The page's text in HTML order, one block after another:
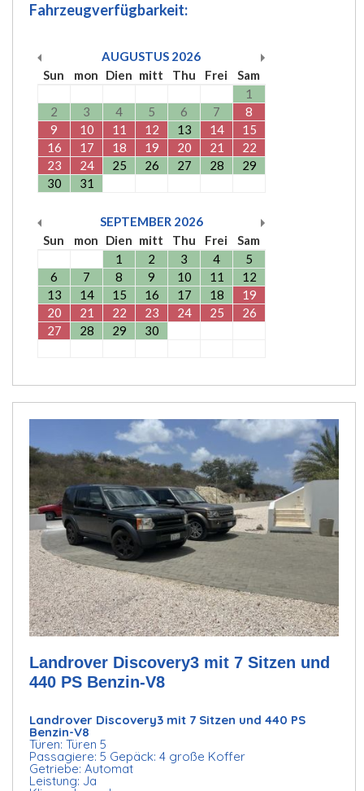
Fahrzeugverfügbarkeit:
AUGUSTUS 2026
Sun
mon Dien mitt Thu Frei
Sam
1
2
3 4 5 6 7
8
9
10 11 12 13 14
15
16
17 18 19 20 21
22
23
24 25 26 27 28
29
30
31
SEPTEMBER 2026
Sun
mon Dien mitt Thu Frei
Sam
1
2 3 4
5
6
7 8 9 10 11
12
13
14 15 16 17 18
19
20
21 22 23 24 25
26
27
28 29 30
Landrover Discovery3 mit 7 Sitzen und
440 PS Benzin-V8
Landrover Discovery3 mit 7 Sitzen und 440 PS
Benzin-V8
Türen: Türen 5
Passagiere: 5 Gepäck: 4 große Koffer
Getriebe: Automat
Leistung: Ja